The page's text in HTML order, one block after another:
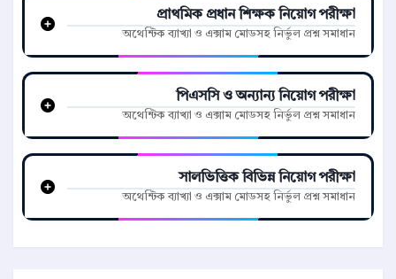
প্রাথমিক প্রধান শিক্ষক নিয়োগ পরীক্ষা
অথেন্টিক ব্যাখ্যা ও এক্সাম মোডসহ নির্ভুল প্রশ্ন সমাধান
পিএসসি ও অন্যান্য নিয়োগ পরীক্ষা
অথেন্টিক ব্যাখ্যা ও এক্সাম মোডসহ নির্ভুল প্রশ্ন সমাধান
সালভিত্তিক বিভিন্ন নিয়োগ পরীক্ষা
অথেন্টিক ব্যাখ্যা ও এক্সাম মোডসহ নির্ভুল প্রশ্ন সমাধান